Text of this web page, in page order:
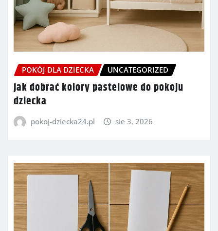
POKÓJ DLA DZIECKA UNCATEGORIZED
Jak dobrać kolory pastelowe do pokoju
dziecka
pokoj-dziecka24.pl sie 3, 2026